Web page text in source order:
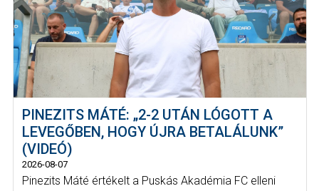
PINEZITS MÁTÉ: „2-2 UTÁN LÓGOTT A
LEVEGŐBEN, HOGY ÚJRA BETALÁLUNK”
(VIDEÓ)
2026-08-07
Pinezits Máté értékelt a Puskás Akadémia FC elleni